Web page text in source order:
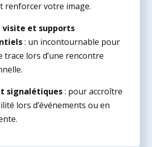
renforcer votre image.
visite et supports
: un incontournable pour
trace lors d’une rencontre
signalétiques: pour accroître
lors d’événements ou en